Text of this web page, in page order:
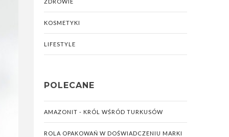
KOSMETYKI
LIFESTYLE
POLECANE
AMAZONIT - KRÓL WŚRÓD TURKUSÓW
ROLA OPAKOWAŃ W DOŚWIADCZENIU MARKI